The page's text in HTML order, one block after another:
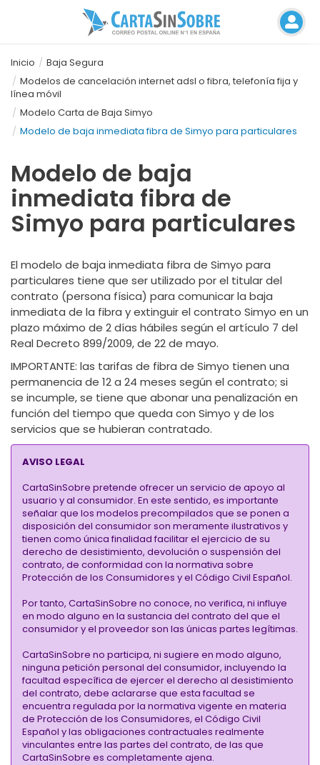
Inicio
Baja Segura
Modelos de cancelación internet adsl o fibra, telefonía fija y
línea móvil
Modelo Carta de Baja Simyo
Modelo de baja inmediata fibra de Simyo para particulares
Modelo de baja
inmediata fibra de
Simyo para particulares
El modelo de baja inmediata fibra de Simyo para
particulares tiene que ser utilizado por el titular del
contrato (persona física) para comunicar la baja
inmediata de la fibra y extinguir el contrato Simyo en un
plazo máximo de 2 días hábiles según el artículo 7 del
Real Decreto 899/2009, de 22 de mayo.
IMPORTANTE: las tarifas de fibra de Simyo tienen una
permanencia de 12 a 24 meses según el contrato; si
se incumple, se tiene que abonar una penalización en
función del tiempo que queda con Simyo y de los
servicios que se hubieran contratado.
AVISO LEGAL
CartaSinSobre pretende ofrecer un servicio de apoyo al
usuario y al consumidor. En este sentido, es importante
señalar que los modelos precompilados que se ponen a
disposición del consumidor son meramente ilustrativos y
tienen como única finalidad facilitar el ejercicio de su
derecho de desistimiento, devolución o suspensión del
contrato, de conformidad con la normativa sobre
Protección de los Consumidores y el Código Civil Español.
Por tanto, CartaSinSobre no conoce, no verifica, ni influye
en modo alguno en la sustancia del contrato del que el
consumidor y el proveedor son las únicas partes legítimas.
CartaSinSobre no participa, ni sugiere en modo alguno,
ninguna petición personal del consumidor, incluyendo la
facultad específica de ejercer el derecho al desistimiento
del contrato, debe aclararse que esta facultad se
encuentra regulada por la normativa vigente en materia
de Protección de los Consumidores, el Código Civil
Español y las obligaciones contractuales realmente
vinculantes entre las partes del contrato, de las que
CartaSinSobre es completamente ajena.